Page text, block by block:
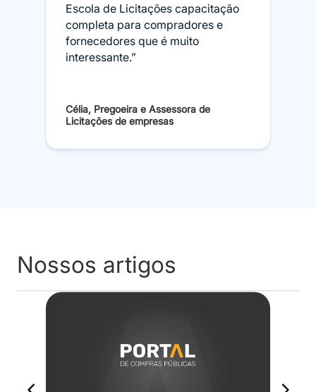
Escola de Licitações capacitação
completa para compradores e
fornecedores que é muito
interessante.”
Célia, Pregoeira e Assessora de
Licitações de empresas
Nossos artigos